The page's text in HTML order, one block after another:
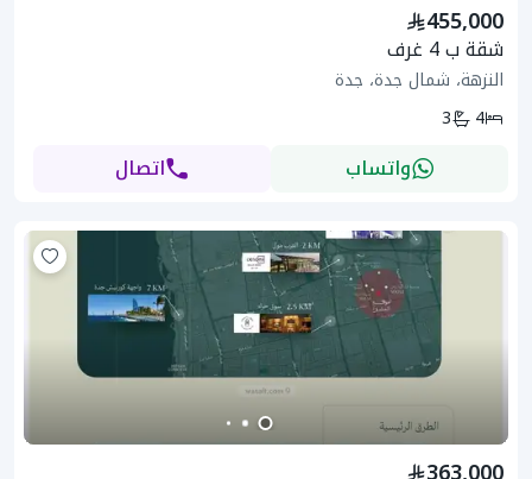
455,000
شقة ب 4 غرف
النزهة، شمال جدة، جدة
4
3
واتساب اتصال